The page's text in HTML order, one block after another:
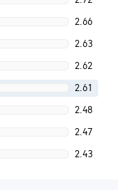
2.66
2.63
2.62
2.61
2.48
2.47
2.43